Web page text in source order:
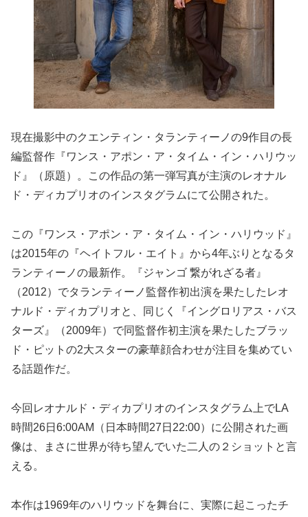
現在撮影中のクエンティン・タランティーノの9作目の長
編監督作『ワンス・アポン・ア・タイム・イン・ハリウッ
ド』（原題）。この作品の第一弾写真が主演のレオナル
ド・ディカプリオのインスタグラムにて公開された。
この『ワンス・アポン・ア・タイム・イン・ハリウッド』
は2015年の『ヘイトフル・エイト』から4年ぶりとなるタ
ランティーノの最新作。『ジャンゴ 繋がれざる者』
（2012）でタランティーノ監督作初出演を果たしたレオ
ナルド・ディカプリオと、同じく『イングロリアス・バス
ターズ』（2009年）で同監督作初主演を果たしたブラッ
ド・ピットの2大スターの豪華顔合わせが注目を集めてい
る話題作だ。
今回レオナルド・ディカプリオのインスタグラム上でLA
時間26日6:00AM（日本時間27日22:00）に公開された画
像は、まさに世界が待ち望んでいた二人の２ショットと言
える。
本作は1969年のハリウッドを舞台に、実際に起こったチ